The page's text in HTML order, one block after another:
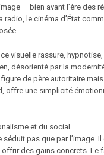
— bien avant l’ère des
radio, le cinéma d’État
visuelle rassure, hypnotise,
désorienté par la
de père autoritaire
offre une simplicité
et du social
séduit pas que par l’image.
offrir des gains concrets. Le